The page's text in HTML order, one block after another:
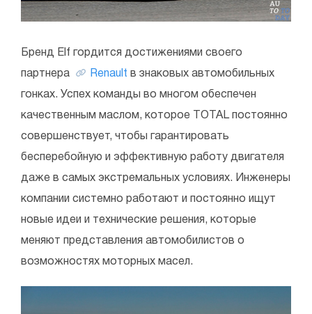
Бренд Elf гордится достижениями своего
партнера Renault в знаковых автомобильных
гонках. Успех команды во многом обеспечен
качественным маслом, которое TOTAL постоянно
совершенствует, чтобы гарантировать
бесперебойную и эффективную работу двигателя
даже в самых экстремальных условиях. Инженеры
компании системно работают и постоянно ищут
новые идеи и технические решения, которые
меняют представления автомобилистов о
возможностях моторных масел.